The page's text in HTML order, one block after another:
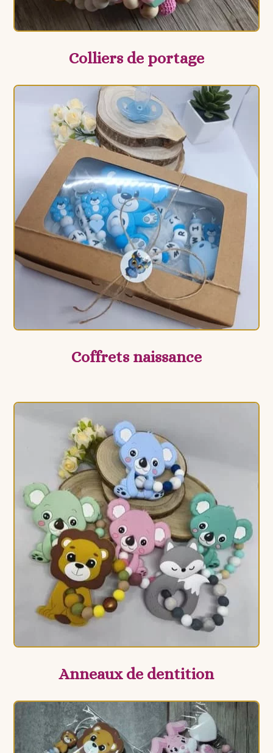
Colliers de portage
Coffrets naissance
Anneaux de dentition